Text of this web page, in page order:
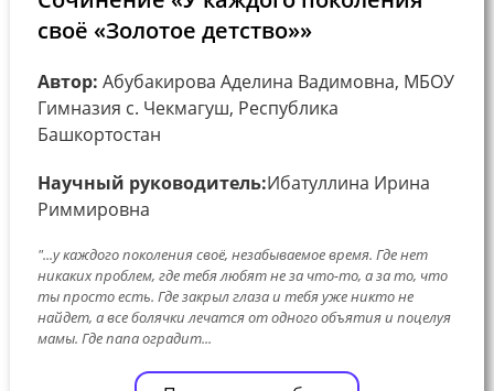
своё «Золотое детство»»
Автор: Абубакирова Аделина Вадимовна, МБОУ
Гимназия с. Чекмагуш, Республика
Башкортостан
Научный руководитель:Ибатуллина Ирина
Риммировна
"...у каждого поколения своё, незабываемое время. Где нет
никаких проблем, где тебя любят не за что-то, а за то, что
ты просто есть. Где закрыл глаза и тебя уже никто не
найдет, а все болячки лечатся от одного объятия и поцелуя
мамы. Где папа оградит...